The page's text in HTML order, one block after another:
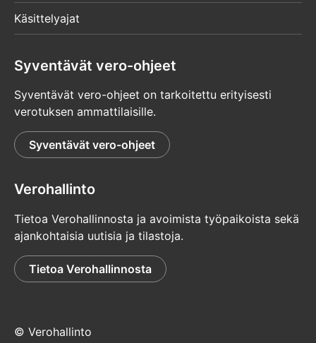
Käsittelyajat
Syventävät vero-ohjeet
Syventävät vero-ohjeet on tarkoitettu erityisesti
verotuksen ammattilaisille.
Syventävät vero-ohjeet
Verohallinto
Tietoa Verohallinnosta ja avoimista työpaikoista sekä
ajankohtaisia uutisia ja tilastoja.
Tietoa Verohallinnosta
© Verohallinto